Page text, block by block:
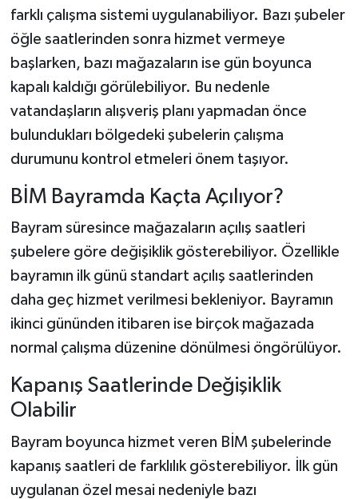
farklı çalışma sistemi uygulanabiliyor. Bazı şubeler
öğle saatlerinden sonra hizmet vermeye
başlarken, bazı mağazaların ise gün boyunca
kapalı kaldığı görülebiliyor. Bu nedenle
vatandaşların alışveriş planı yapmadan önce
bulundukları bölgedeki şubelerin çalışma
durumunu kontrol etmeleri önem taşıyor.
BİM Bayramda Kaçta Açılıyor?
Bayram süresince mağazaların açılış saatleri
şubelere göre değişiklik gösterebiliyor. Özellikle
bayramın ilk günü standart açılış saatlerinden
daha geç hizmet verilmesi bekleniyor. Bayramın
ikinci gününden itibaren ise birçok mağazada
normal çalışma düzenine dönülmesi öngörülüyor.
Kapanış Saatlerinde Değişiklik
Olabilir
Bayram boyunca hizmet veren BİM şubelerinde
kapanış saatleri de farklılık gösterebiliyor. İlk gün
uygulanan özel mesai nedeniyle bazı